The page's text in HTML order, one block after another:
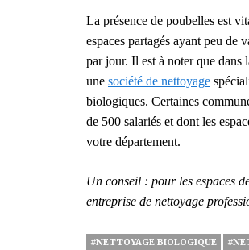
La présence de poubelles est
espaces partagés ayant peu de
par jour. Il est à noter que dans
une société de nettoyage
biologiques. Certaines
de 500 salariés et dont les
votre département.
Un conseil : pour les espaces
entreprise de nettoyage
#NETTOYAGE BIOLOGIQUE